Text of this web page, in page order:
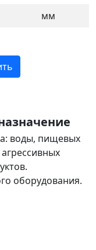
мм
воды, пищевых
оборудования.